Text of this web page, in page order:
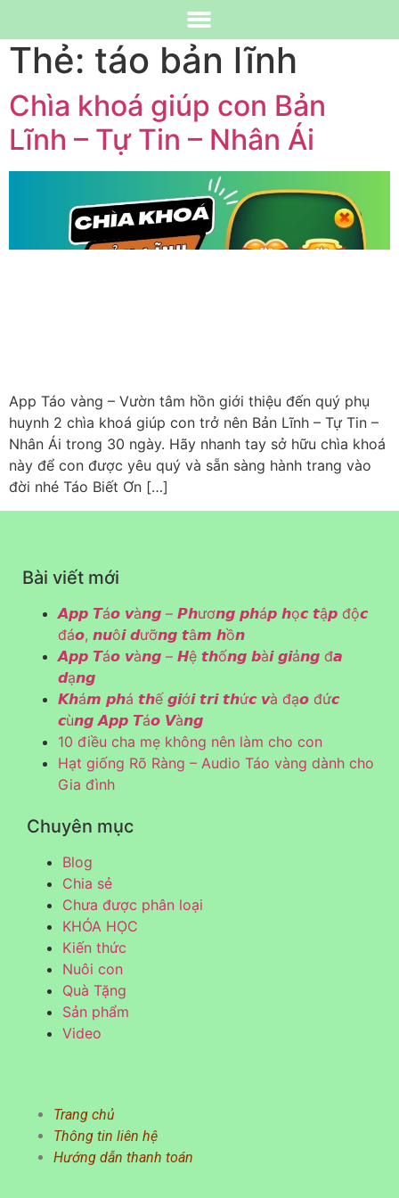
Thẻ: táo bản lĩnh
Chìa khoá giúp con Bản
Lĩnh – Tự Tin – Nhân Ái
App Táo vàng – Vườn tâm hồn giới thiệu đến quý phụ
huynh 2 chìa khoá giúp con trở nên Bản Lĩnh – Tự Tin –
Nhân Ái trong 30 ngày. Hãy nhanh tay sở hữu chìa khoá
này để con được yêu quý và sẵn sàng hành trang vào
đời nhé Táo Biết Ơn […]
Bài viết mới
𝘼𝙥𝙥 𝙏á𝙤 𝙫à𝙣𝙜 – 𝙋𝙝ươ𝙣𝙜 𝙥𝙝á𝙥 𝙝ọ𝙘 𝙩ậ𝙥 độ𝙘
đá𝙤, 𝙣𝙪ô𝙞 𝙙ưỡ𝙣𝙜 𝙩â𝙢 𝙝ồ𝙣
𝘼𝙥𝙥 𝙏á𝙤 𝙫à𝙣𝙜 – 𝙃ệ 𝙩𝙝ố𝙣𝙜 𝙗à𝙞 𝙜𝙞ả𝙣𝙜 đ𝙖
𝙙ạ𝙣𝙜
𝙆𝙝á𝙢 𝙥𝙝á 𝙩𝙝ế 𝙜𝙞ớ𝙞 𝙩𝙧𝙞 𝙩𝙝ứ𝙘 𝙫à đạ𝙤 đứ𝙘
𝙘ù𝙣𝙜 𝘼𝙥𝙥 𝙏á𝙤 𝙑à𝙣𝙜
10 điều cha mẹ không nên làm cho con
Hạt giống Rõ Ràng – Audio Táo vàng dành cho
Gia đình
Chuyên mục
Blog
Chia sẻ
Chưa được phân loại
KHÓA HỌC
Kiến thức
Nuôi con
Quà Tặng
Sản phẩm
Video
Trang chủ
Thông tin liên hệ
Hướng dẫn thanh toán